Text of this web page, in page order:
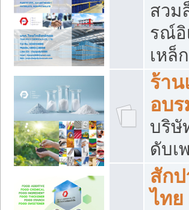
สวม
รณ์อิ
เหล็
ร้าน
อบร
บริษั
ดับเ
สัก
ไทย